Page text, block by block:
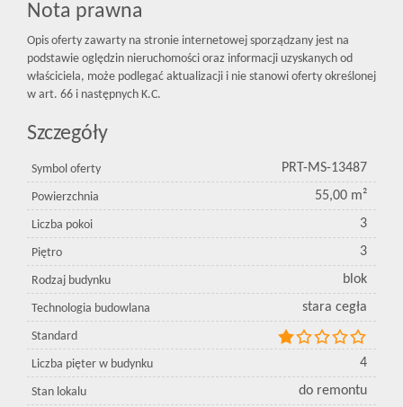
Nota prawna
Opis oferty zawarty na stronie internetowej sporządzany jest na
podstawie oględzin nieruchomości oraz informacji uzyskanych od
właściciela, może podlegać aktualizacji i nie stanowi oferty określonej
w art. 66 i następnych K.C.
Szczegóły
Symbol oferty PRT-MS-13487
Powierzchnia 55,00 m²
Liczba pokoi 3
Piętro 3
Rodzaj budynku blok
Technologia budowlana stara cegła
Standard
Liczba pięter w budynku 4
Stan lokalu do remontu